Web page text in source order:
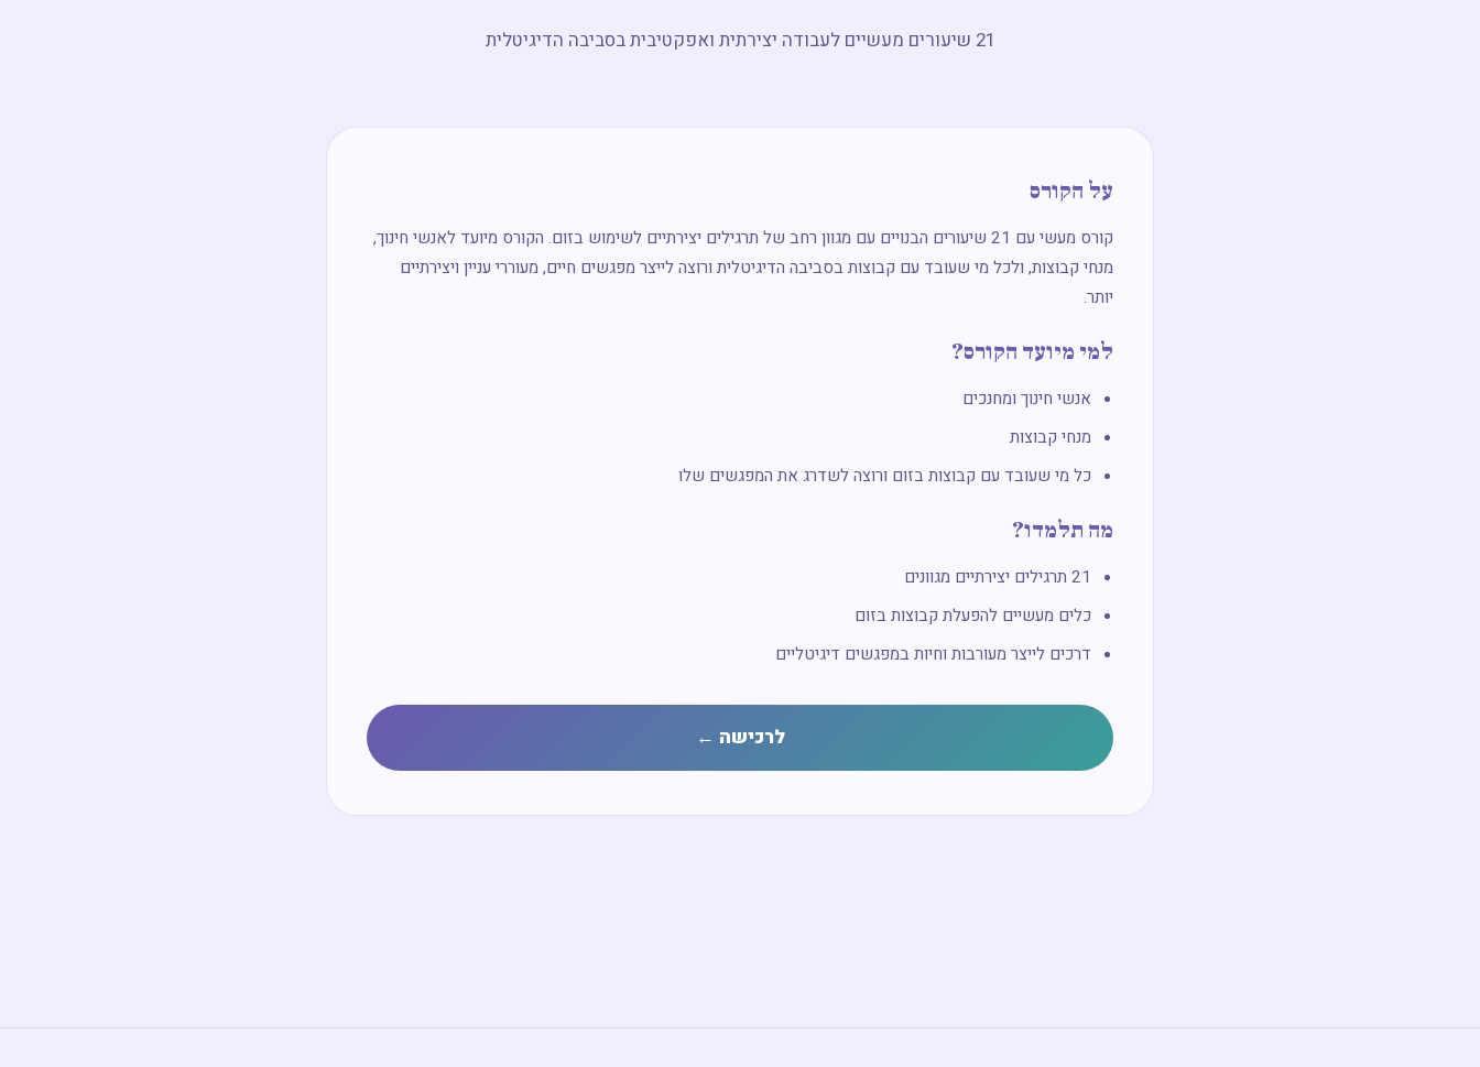
21 שיעורים מעשיים לעבודה יצירתית ואפקטיבית בסביבה הדיגיטלית
על הקורס
קורס מעשי עם 21 שיעורים הבנויים עם מגוון רחב של תרגילים יצירתיים לשימוש בזום. הקורס מיועד לאנשי חינוך,
מנחי קבוצות, ולכל מי שעובד עם קבוצות בסביבה הדיגיטלית ורוצה לייצר מפגשים חיים, מעוררי עניין ויצירתיים
יותר.
למי מיועד הקורס?
אנשי חינוך ומחנכים
מנחי קבוצות
כל מי שעובד עם קבוצות בזום ורוצה לשדרג את המפגשים שלו
מה תלמדו?
21 תרגילים יצירתיים מגוונים
כלים מעשיים להפעלת קבוצות בזום
דרכים לייצר מעורבות וחיות במפגשים דיגיטליים
לרכישה ←